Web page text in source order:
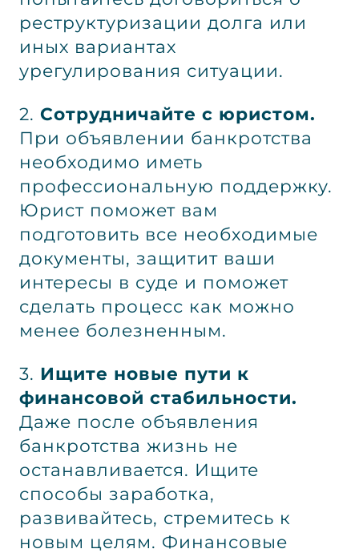
реструктуризации долга или
иных вариантах
урегулирования ситуации.
2.Сотрудничайте с юристом.
При объявлении банкротства
необходимо иметь
профессиональную поддержку.
Юрист поможет вам
подготовить все необходимые
документы, защитит ваши
интересы в суде и поможет
сделать процесс как можно
менее болезненным.
3. Ищите новые пути к
финансовой стабильности.
Даже после объявления
банкротства жизнь не
останавливается. Ищите
способы заработка,
развивайтесь, стремитесь к
новым целям. Финансовые